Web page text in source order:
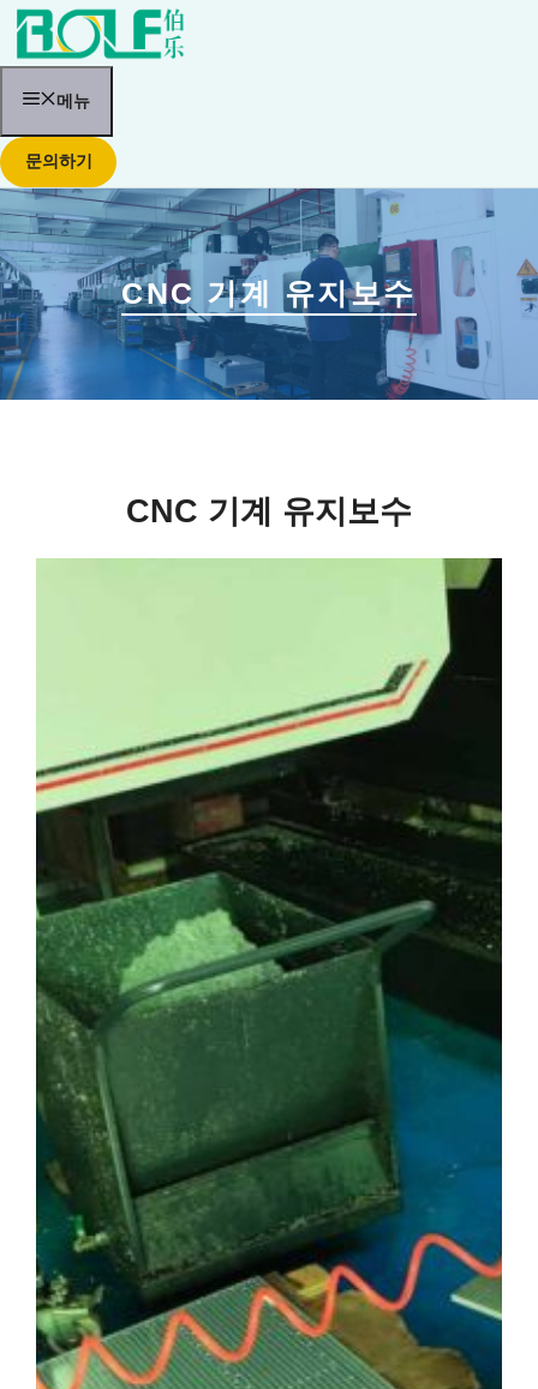
뛰
기
메뉴
문의하기
CNC 기계 유지보수
CNC 기계 유지보수